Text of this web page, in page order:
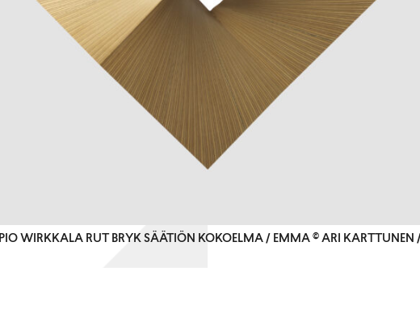
WIRKKALA RUT BRYK SÄÄTIÖN KOKOELMA / EMMA © ARI KARTTUNEN